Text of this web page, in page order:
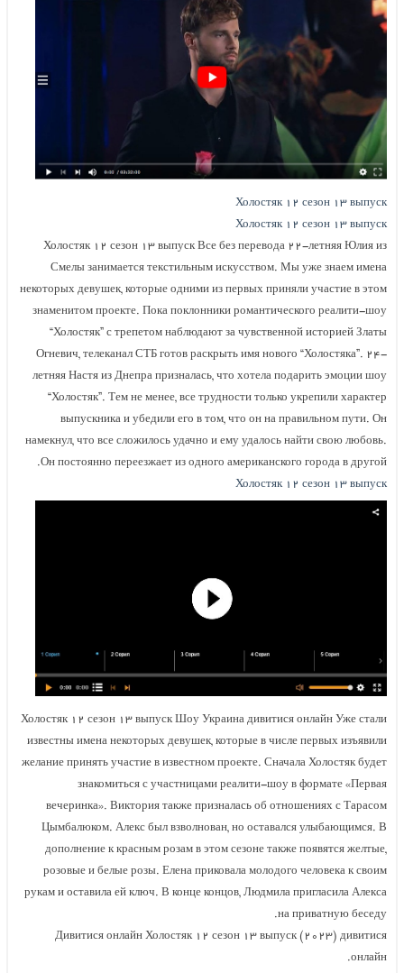
Холостяк ۱۲ сезон ۱۳ выпуск
Холостяк ۱۲ сезон ۱۳ выпуск
Холостяк ۱۲ сезон ۱۳ выпуск Все без перевода ۲۲-летняя Юлия из
Смелы занимается текстильным искусством. Мы уже знаем имена
некоторых девушек, которые одними из первых приняли участие в этом
знаменитом проекте. Пока поклонники романтического реалити-шоу
“Холостяк” с трепетом наблюдают за чувственной историей Златы
Огневич, телеканал СТБ готов раскрыть имя нового “Холостяка”. ۲۴-
летняя Настя из Днепра призналась, что хотела подарить эмоции шоу
“Холостяк”. Тем не менее, все трудности только укрепили характер
выпускника и убедили его в том, что он на правильном пути. Он
намекнул, что все сложилось удачно и ему удалось найти свою любовь.
Он постоянно переезжает из одного американского города в другой.
Холостяк ۱۲ сезон ۱۳ выпуск
Холостяк ۱۲ сезон ۱۳ выпуск Шоу Украина дивитися онлайн Уже стали
известны имена некоторых девушек, которые в числе первых изъявили
желание принять участие в известном проекте. Сначала Холостяк будет
знакомиться с участницами реалити-шоу в формате «Первая
вечеринка». Виктория также призналась об отношениях с Тарасом
Цымбалюком. Алекс был взволнован, но оставался улыбающимся. В
дополнение к красным розам в этом сезоне также появятся желтые,
розовые и белые розы. Елена приковала молодого человека к своим
рукам и оставила ей ключ. В конце концов, Людмила пригласила Алекса
на приватную беседу.
Дивитися онлайн Холостяк ۱۲ сезон ۱۳ выпуск (۲۰۲۳) дивитися
онлайн.